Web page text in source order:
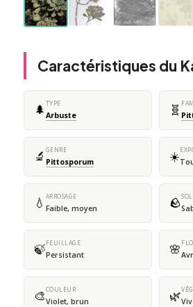
Caractéristiques du
🌲 TYPE
Arbuste 🧬
🔬 GENRE
Pittosporum ☀️
💧 ARROSAGE
Faible, moyen 🪨SOL
🍃FEUILLAGE
Persistant 🌸
🎨COULEUR
Violet, brun 🌿